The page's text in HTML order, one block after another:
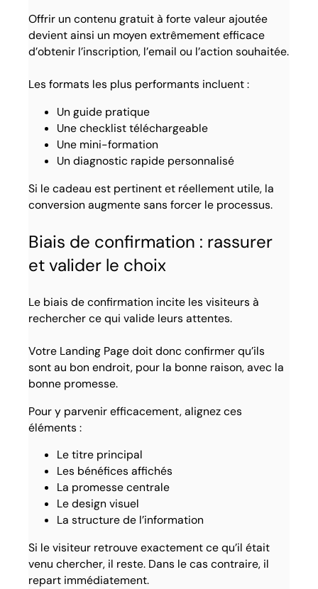
Offrir un contenu gratuit à forte valeur ajoutée
devient ainsi un moyen extrêmement efficace
d’obtenir l’inscription, l’email ou l’action souhaitée.
Les formats les plus performants incluent :
Un guide pratique
Une checklist téléchargeable
Une mini-formation
Un diagnostic rapide personnalisé
Si le cadeau est pertinent et réellement utile, la
conversion augmente sans forcer le processus.
Biais de confirmation : rassurer
et valider le choix
Le biais de confirmation incite les visiteurs à
rechercher ce qui valide leurs attentes.
Votre Landing Page doit donc confirmer qu’ils
sont au bon endroit, pour la bonne raison, avec la
bonne promesse.
Pour y parvenir efficacement, alignez ces
éléments :
Le titre principal
Les bénéfices affichés
La promesse centrale
Le design visuel
La structure de l’information
Si le visiteur retrouve exactement ce qu’il était
venu chercher, il reste. Dans le cas contraire, il
repart immédiatement.